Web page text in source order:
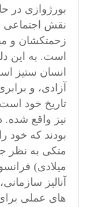
بورژوازی در
نقش اجتماعی
زحمتکشان و
است. به این
انسان ستیز
آزادی، و
تاریخ خود
نیز واقع
بودند که خود
میلادی)
آنالیز
های عملی